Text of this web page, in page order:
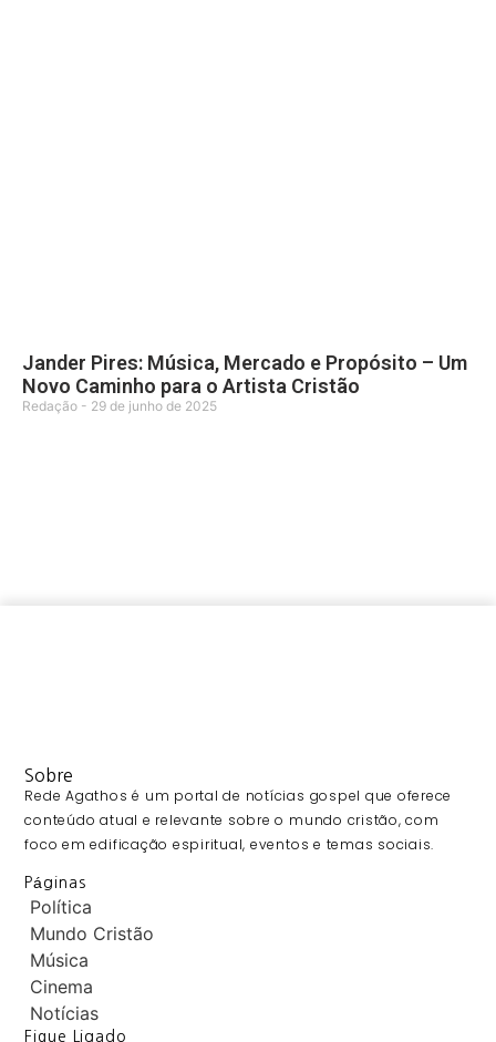
Jander Pires: Música, Mercado e Propósito – Um
Novo Caminho para o Artista Cristão
Redação 29 de junho de 2025
Sobre
Rede Agathos é um portal de notícias gospel que oferece
conteúdo atual e relevante sobre o mundo cristão, com
foco em edificação espiritual, eventos e temas sociais.
Páginas
Política
Mundo Cristão
Música
Cinema
Notícias
Fique Ligado